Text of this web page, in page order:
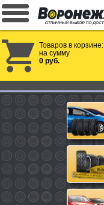
Товаров в корзине:
на сумму
0 руб.